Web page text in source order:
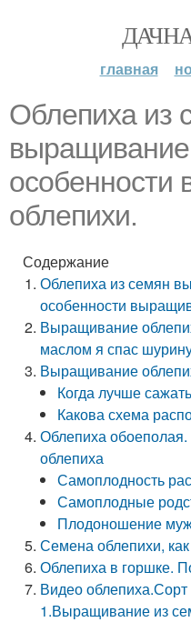
главная
Облепиха из
особенности
облепихи.
Содержание
Облепиха из семян
особенности
Выращивание
маслом я спас
Выращивание
Когда лучше
Какова схема
Облепиха
облепиха
Самоплодность
Самоплодные
Плодоношение
Семена облепихи,
Облепиха в горшке.
Видео облепиха.Сорт
1.Выращивание из